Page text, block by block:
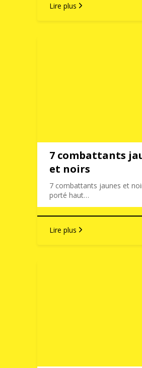
Lire plus
7 combattants
et noirs
7 combattants jaunes et
porté haut…
Lire plus